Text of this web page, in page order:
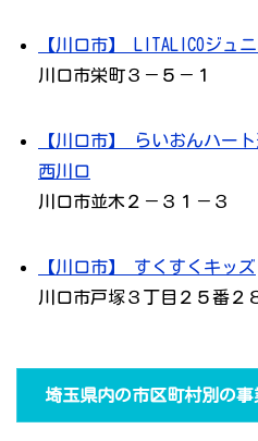
【川口市】 LITALICOジュ
川口市栄町３－５－１
【川口市】 らいおんハー
西川口
川口市並木２－３１－３
【川口市】 すくすくキッズ
川口市戸塚３丁目２５番２
埼玉県内の市区町村別の